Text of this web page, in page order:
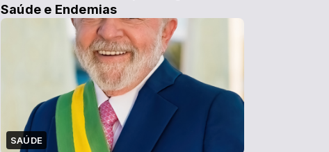
Saúde e Endemias
SAÚDE